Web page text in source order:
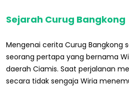
Sejarah Curug Bangkong
Mengenai cerita Curug Bangkong
seorang pertapa yang bernama
daerah Ciamis. Saat perjalanan
secara tidak sengaja Wiria